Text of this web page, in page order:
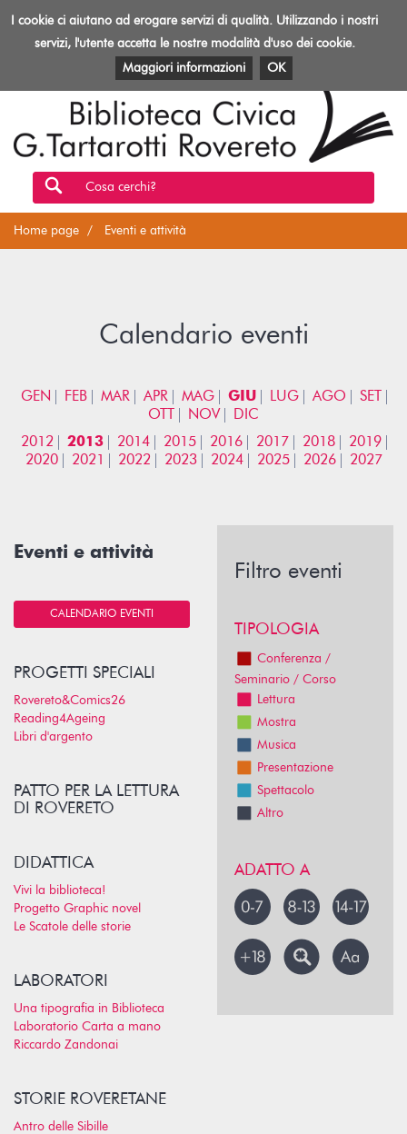
Toggle
Biblioteca
Rovereto
EVENTI E ATTIVITÀ PATRIMONIO E RISORSE
Cosa cerchi?
Home page Eventi e attività
Calendario eventi
GEN FEB MAR APR MAG GIU LUG AGO
SET
OTT
NOV
DIC
2012
2013 2014 2015 2016 2017 2018
2019
2020
2021 2022 2023 2024 2025 2026 2027
Eventi e attività
CALENDARIO EVENTI
PROGETTI SPECIALI
Rovereto&Comics26
Reading4Ageing
Libri d'argento
PATTO PER LA LETTURA
DI ROVERETO
DIDATTICA
Vivi la biblioteca!
Progetto Graphic novel
Le Scatole delle storie
LABORATORI
Una tipografia in Biblioteca
Laboratorio Carta a mano
Riccardo Zandonai
STORIE ROVERETANE
Antro delle Sibille
Filtro eventi
TIPOLOGIA
Conferenza /
Seminario / Corso
Lettura
Mostra
Musica
Presentazione
Spettacolo
Altro
ADATTO A
I cookie ci aiutano ad erogare servizi di qualità. Utilizzando i nostri
servizi, l'utente accetta le nostre modalità d'uso dei cookie.
Maggiori informazioni
OK